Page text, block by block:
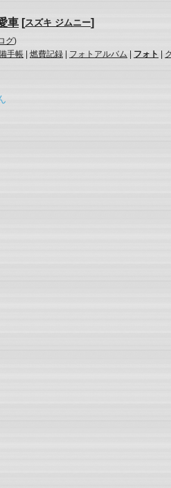
車 [スズキ ジムニー]
グ)
手帳 燃費記録 フォトアルバム フォト